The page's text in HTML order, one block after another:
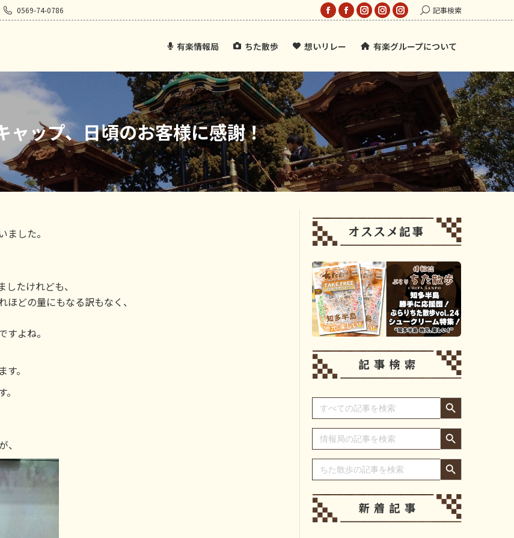
0569-74-0786
Facebook
opens
new
window
Facebook
opens
new
window
Instagram
opens
new
window
Instagram
opens
new
Instagram
opens
new
window
Search:記事検索
有楽情報局 ちた散歩 想いリレー 有楽グループについて
ャップ、日頃のお客様に感謝！
した。
たけれども、
どの量にもなる訳もなく、
よね。
。
、
Search
for:
Search Button
Search
for:
Search Button
Search
for:
Search Button